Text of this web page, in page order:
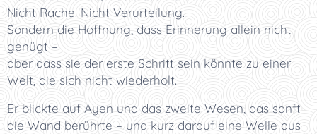
Nicht Rache. Nicht Verurteilung.
Sondern die Hoffnung, dass Erinnerung allein nicht
genügt –
aber dass sie der erste Schritt sein könnte zu einer
Welt, die sich nicht wiederholt.
Er blickte auf Ayen und das zweite Wesen, das sanft
die Wand berührte – und kurz darauf eine Welle aus